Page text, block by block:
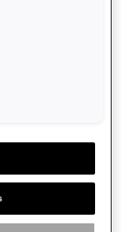
ideal"